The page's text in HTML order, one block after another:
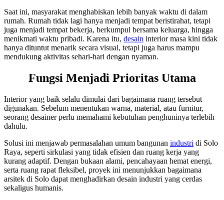
Saat ini, masyarakat menghabiskan lebih banyak waktu di dalam
rumah. Rumah tidak lagi hanya menjadi tempat beristirahat, tetapi
juga menjadi tempat bekerja, berkumpul bersama keluarga, hingga
menikmati waktu pribadi. Karena itu, desain interior masa kini tidak
hanya dituntut menarik secara visual, tetapi juga harus mampu
mendukung aktivitas sehari-hari dengan nyaman.
Fungsi Menjadi Prioritas Utama
Interior yang baik selalu dimulai dari bagaimana ruang tersebut
digunakan. Sebelum menentukan warna, material, atau furnitur,
seorang desainer perlu memahami kebutuhan penghuninya terlebih
dahulu.
Solusi ini menjawab permasalahan umum bangunan industri di Solo
Raya, seperti sirkulasi yang tidak efisien dan ruang kerja yang
kurang adaptif. Dengan bukaan alami, pencahayaan hemat energi,
serta ruang rapat fleksibel, proyek ini menunjukkan bagaimana
arsitek di Solo dapat menghadirkan desain industri yang cerdas
sekaligus humanis.